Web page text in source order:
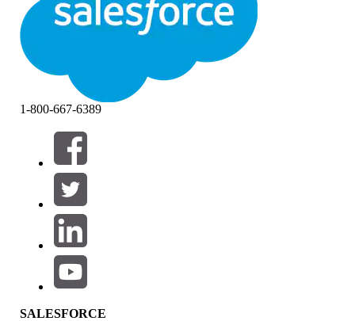
StängStäng
Filter (0)
VÄLJ FILTER
Produktområde
Funktionspåverkan
1-800-667-6389
SALESFORCE